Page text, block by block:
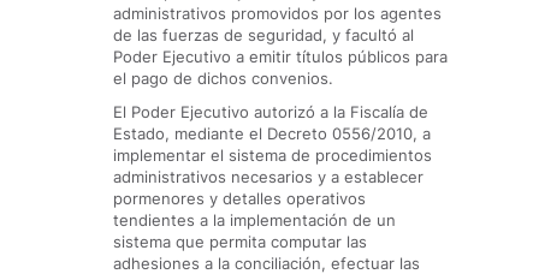
administrativos promovidos por los agentes
de las fuerzas de seguridad, y facultó al
Poder Ejecutivo a emitir títulos públicos para
el pago de dichos convenios.
El Poder Ejecutivo autorizó a la Fiscalía de
Estado, mediante el Decreto 0556/2010, a
implementar el sistema de procedimientos
administrativos necesarios y a establecer
pormenores y detalles operativos
tendientes a la implementación de un
sistema que permita computar las
adhesiones a la conciliación, efectuar las